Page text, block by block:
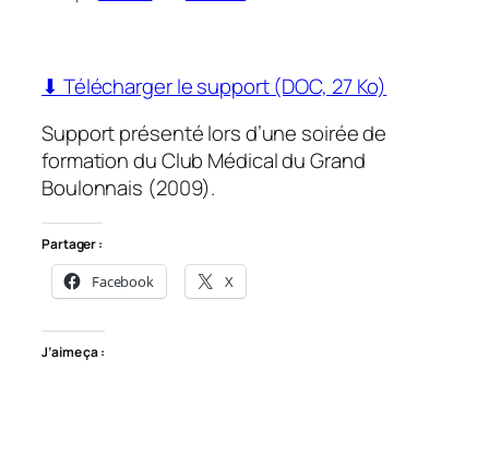
⬇ Télécharger le support (DOC, 27 Ko)
Support présenté lors d’une soirée de
formation du Club Médical du Grand
Boulonnais (2009).
Partager :
Facebook X
J’aime ça :